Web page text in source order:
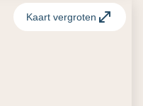
Kaart vergroten